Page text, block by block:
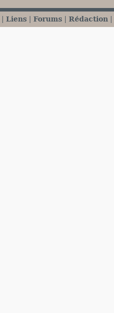
Liens Forums Rédaction